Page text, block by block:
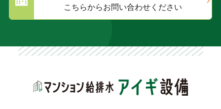
こちらからお問い合わせください